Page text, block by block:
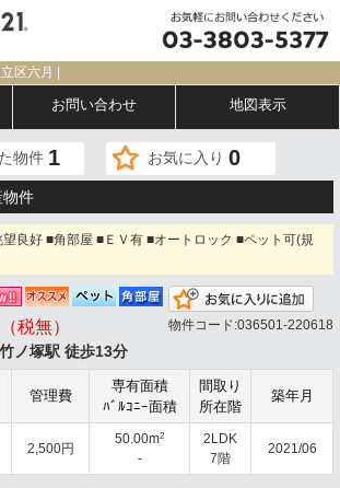
区六月 |
お問い合わせ 地図表示
物件 1 お気に入り 0
物件
良好 ■角部屋 ■ＥＶ有 ■オートロック ■ペット可(規
税無）
ノ塚駅 徒歩13分
物件コード:036501-220618
管理費
専有面積
ﾊﾞﾙｺﾆｰ面積
間取り
所在階
築年月
2,500円
50.00m2
-
2LDK
7階
2021/06